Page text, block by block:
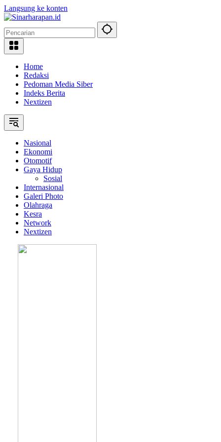
Langsung ke konten
Home
Redaksi
Pedoman Media Siber
Indeks Berita
Nextizen
Nasional
Ekonomi
Otomotif
Gaya Hidup
Sosial
Internasional
Galeri Photo
Olahraga
Kesra
Network
Nextizen